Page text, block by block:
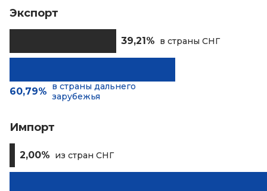
Экспорт
39,21% в страны СНГ
60,79% в страны дальнего
зарубежья
Импорт
2,00% из стран СНГ